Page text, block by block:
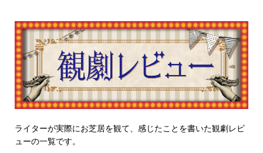
ライターが実際にお芝居を観て、感じたことを書いた観劇レビ
ューの一覧です。